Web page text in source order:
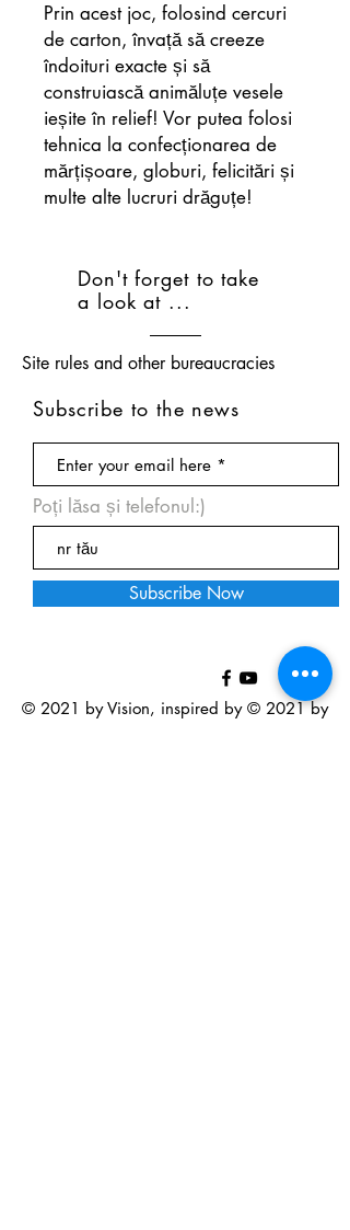
Prin acest joc, folosind cercuri
de carton, învață să creeze
îndoituri exacte și să
construiască animăluțe vesele
ieșite în relief! Vor putea folosi
tehnica la confecționarea de
mărțișoare, globuri, felicitări și
multe alte lucruri drăguțe!
Don't forget to take
a look at ...
Site rules and other bureaucracies
Subscribe to the news
Poți lăsa și telefonul:)
Subscribe Now
© 2021 by Vision, inspired by © 2021 by